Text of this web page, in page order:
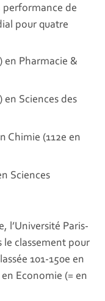
performance de
pour quatre
en Pharmacie &
en Sciences des
Chimie (112e en
Sciences
l’Université Paris-
le classement pour
101-150e en
Economie (= en